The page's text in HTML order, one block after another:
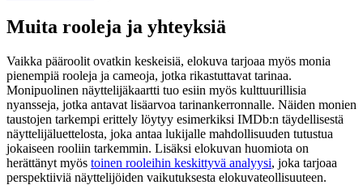
Muita rooleja ja yhteyksiä
Vaikka pääroolit ovatkin keskeisiä, elokuva tarjoaa myös monia
pienempiä rooleja ja cameoja, jotka rikastuttavat tarinaa.
Monipuolinen näyttelijäkaartti tuo esiin myös kulttuurillisia
nyansseja, jotka antavat lisäarvoa tarinankerronnalle. Näiden monien
taustojen tarkempi erittely löytyy esimerkiksi IMDb:n täydellisestä
näyttelijäluettelosta, joka antaa lukijalle mahdollisuuden tutustua
jokaiseen rooliin tarkemmin. Lisäksi elokuvan huomiota on
herättänyt myös toinen rooleihin keskittyvä analyysi, joka tarjoaa
perspektiiviä näyttelijöiden vaikutuksesta elokuvateollisuuteen.